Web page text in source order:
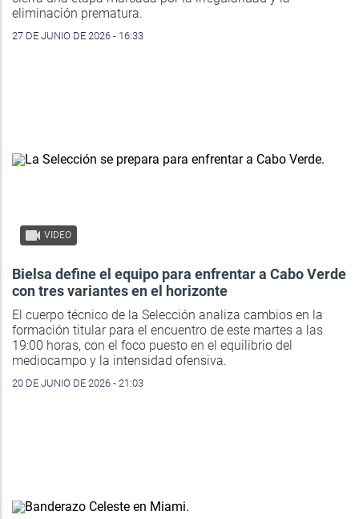
eliminación prematura.
27 DE JUNIO DE 2026 - 16:33
VIDEO
Bielsa define el equipo para enfrentar a Cabo Verde
con tres variantes en el horizonte
El cuerpo técnico de la Selección analiza cambios en la
formación titular para el encuentro de este martes a las
19:00 horas, con el foco puesto en el equilibrio del
mediocampo y la intensidad ofensiva.
20 DE JUNIO DE 2026 - 21:03